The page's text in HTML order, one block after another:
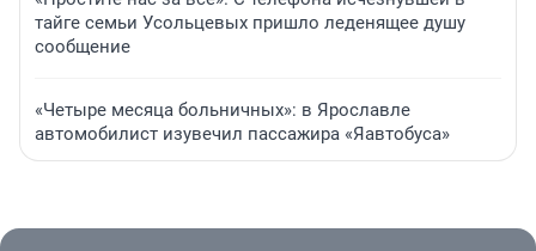
тайге семьи Усольцевых пришло леденящее душу
сообщение
«Четыре месяца больничных»: в Ярославле
автомобилист изувечил пассажира «Яавтобуса»